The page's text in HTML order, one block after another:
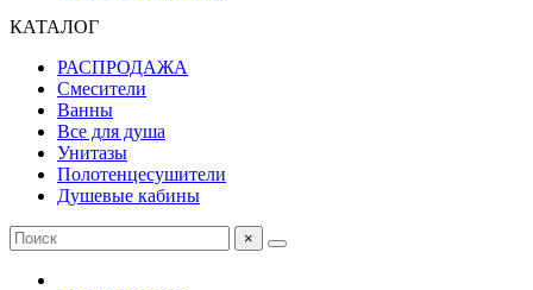
КАТАЛОГ
РАСПРОДАЖА
Смесители
Ванны
Все для душа
Унитазы
Полотенцесушители
Душевые кабины
×